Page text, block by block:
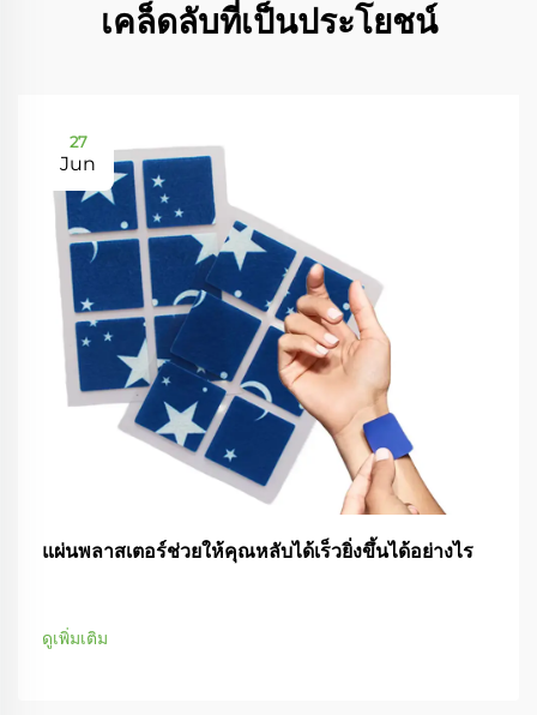
เคล็ดลับที่เป็นประโยชน์
27
Jun
แผ่นพลาสเตอร์ช่วยให้คุณหลับได้เร็วยิ่งขึ้นได้อย่างไร
ดูเพิ่มเติม